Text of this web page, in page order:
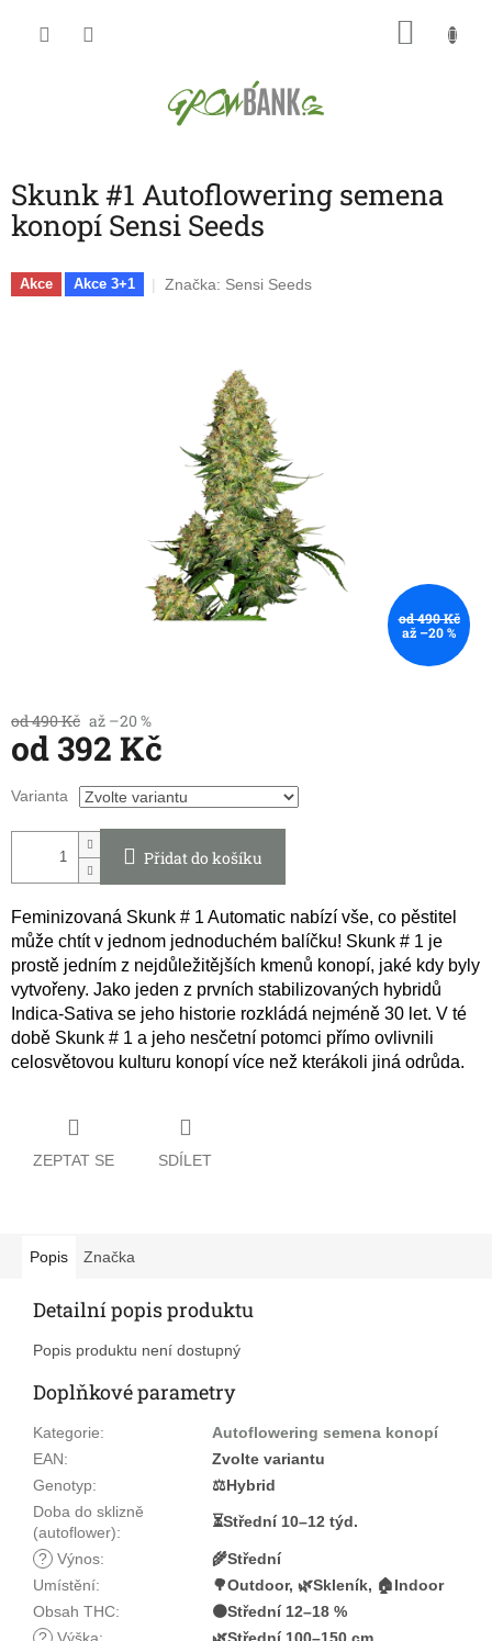
Skunk #1 Autoflowering semena
konopí Sensi Seeds
Akce Akce 3+1 Značka: Sensi Seeds
od 490 Kč
až –20 %
od 490 Kč až –20 %
od392 Kč
Měrná
cena:
Varianta
Přidat do košíku
Feminizovaná Skunk # 1 Automatic nabízí vše, co pěstitel
může chtít v jednom jednoduchém balíčku! Skunk # 1 je
prostě jedním z nejdůležitějších kmenů konopí, jaké kdy byly
vytvořeny. Jako jeden z prvních stabilizovaných hybridů
Indica-Sativa se jeho historie rozkládá nejméně 30 let. V té
době Skunk # 1 a jeho nesčetní potomci přímo ovlivnili
celosvětovou kulturu konopí více než kterákoli jiná odrůda.
ZEPTAT SE SDÍLET
Popis Značka
Detailní popis produktu
Popis produktu není dostupný
Doplňkové parametry
Kategorie:
Autoflowering semena konopí
EAN:
Zvolte variantu
Genotyp:
⚖️Hybrid
Doba do sklizně
(autoflower):
⏳Střední 10–12 týd.
? Výnos:
🌾Střední
Umístění:
🌳Outdoor, 🌿Skleník, 🏠Indoor
Obsah THC:
🟠Střední 12–18 %